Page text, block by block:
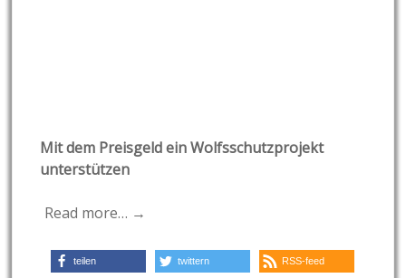
Mit dem Preisgeld ein Wolfsschutzprojekt
unterstützen
Read more… →
teilen twittern RSS-feed